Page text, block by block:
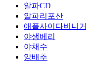
알파CD
알파리포산
애플사이다비니거
야생베리
야채수
양배추